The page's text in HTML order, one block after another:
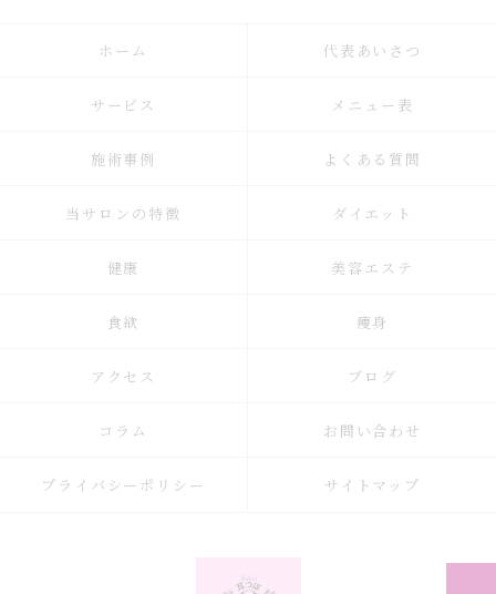
ホーム 代表あいさつ
サービス メニュー表
施術事例 よくある質問
当サロンの特徴 ダイエット
健康 美容エステ
食欲 痩身
アクセス ブログ
コラム お問い合わせ
プライバシーポリシー サイトマップ